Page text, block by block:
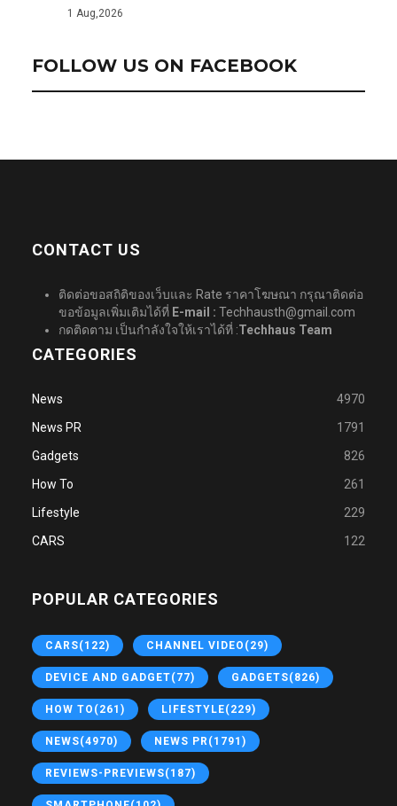
1 Aug,2026
FOLLOW US ON FACEBOOK
CONTACT US
ติดต่อขอสถิติของเว็บและ Rate ราคาโฆษณา กรุณาติดต่อ
ขอข้อมูลเพิ่มเติมได้ที่ E-mail : Techhausth@gmail.com
กดติดตาม เป็นกำลังใจให้เราได้ที่ :Techhaus Team
CATEGORIES
News
4970
News PR
1791
Gadgets
826
How To
261
Lifestyle
229
CARS
122
POPULAR CATEGORIES
CARS(122) CHANNEL VIDEO (29)
DEVICE AND GADGET(77) GADGETS(826)
HOW TO (261) LIFESTYLE(229)
NEWS(4970) NEWS PR(1791)
REVIEWS-PREVIEWS(187)